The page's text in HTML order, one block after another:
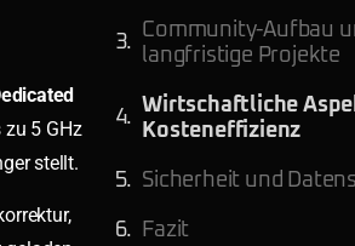
5 GHz
stellt.
Community-Aufbau
langfristige Projekte
Wirtschaftliche
Kosteneffizienz
Sicherheit und
Fazit